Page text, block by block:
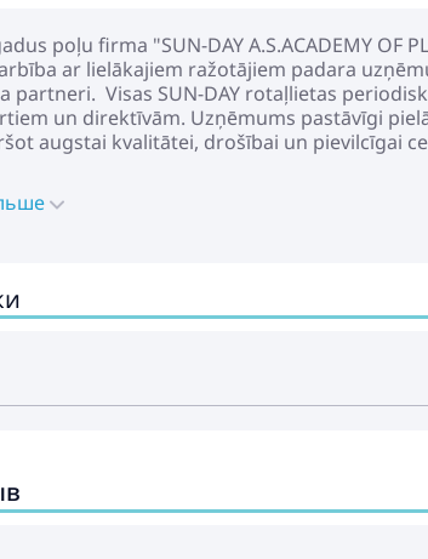
poļu firma "SUN-DAY A.S.ACADEMY
ar lielākajiem ražotājiem padara
partneri. Visas SUN-DAY rotaļlietas
un direktīvām. Uzņēmums pastāvīgi
augstai kvalitātei, drošībai un pievilcīgai